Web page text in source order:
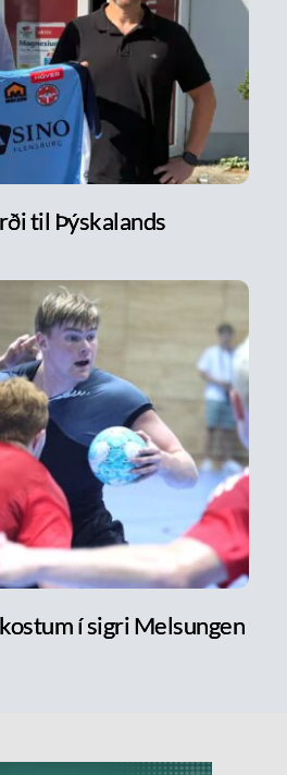
til Þýskalands
í sigri Melsungen